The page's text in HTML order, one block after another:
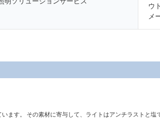
ウ
メ
細
す。 その素材に寄与して、ライトはアンチラストと